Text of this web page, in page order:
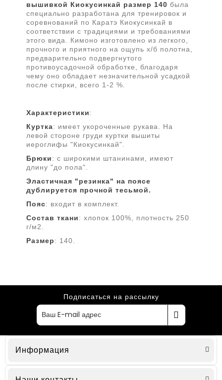
вышивкой Киокусинкай размер 140 была
специально разработана для тренировок и
соревнований по Каратэ Киокусинкай в
соответствии с традициями и требованиями
этого вида. Кимоно изготовлено из легкого,
прочного и приятного на ощупь х/б полотна,
предварительно подвергнутого
противоусадочной обработке, благодаря
чему оно обладает незначительной усадкой
после стирки, всего 1-2 %.
Характеристики:
Куртка: имеет укороченные рукава. На
левой стороне груди куртки вышиты
иероглифы "Киокусинкай".
Брюки: с широкими штанинами, имеют
длину "до пола".
Эластичная "резинка" на поясе
дублируется прочной тесьмой.
Пояс: входит в комплект.
Состав ткани: хлопок 100%, плотность 250
г/м2.
Размер: 140.
Подписаться на рассылку
Информация